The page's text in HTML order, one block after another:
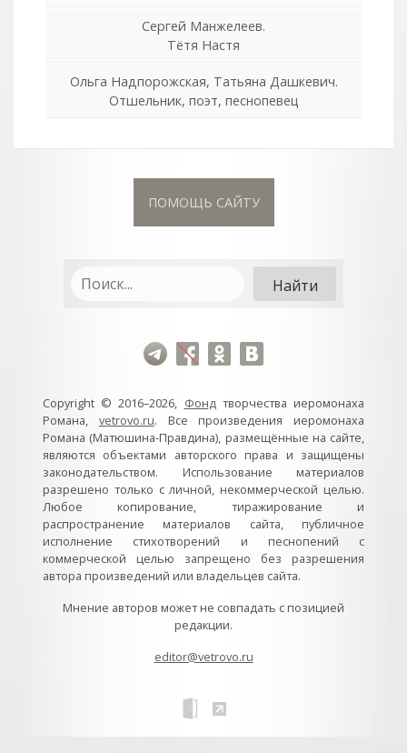
Сергей Манжелеев.
Тётя Настя
Ольга Надпорожская, Татьяна Дашкевич.
Отшельник, поэт, песнопевец
ПОМОЩЬ САЙТУ
Copyright © 2016–2026, Фондтворчества иеромонаха
Романа, vetrovo.ru. Все произведения иеромонаха
Романа (Матюшина-Правдина), размещённые на сайте,
являются объектами авторского права и защищены
законодательством. Использование материалов
разрешено только с личной, некоммерческой целью.
Любое копирование, тиражирование и
распространение материалов сайта, публичное
исполнение стихотворений и песнопений с
коммерческой целью запрещено без разрешения
автора произведений или владельцев сайта.
Мнение авторов может не совпадать с позицией
редакции.
editor@vetrovo.ru